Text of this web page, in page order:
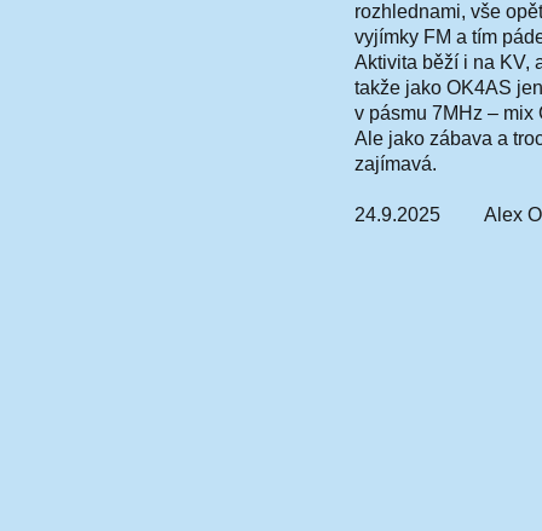
rozhlednami, vše
vyjímky FM a tím
Aktivita běží i na KV,
takže jako OK4AS
v pásmu 7MHz – mix
Ale jako zábava a
zajímavá.
24.9.2025 Alex